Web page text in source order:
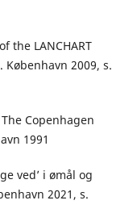
the LANCHART
2009, s.
Copenhagen
1991
ved’ i ømål og
2021, s.